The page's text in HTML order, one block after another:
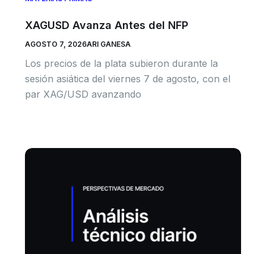
XAGUSD Avanza Antes del NFP
AGOSTO 7, 2026ARI GANESA
Los precios de la plata subieron durante la
sesión asiática del viernes 7 de agosto, con el
par XAG/USD avanzando